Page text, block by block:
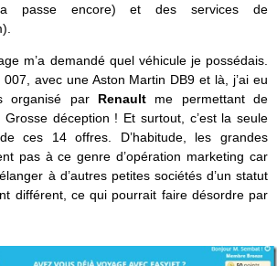
passe encore) et des services de
m’a demandé quel véhicule je possédais.
007, avec une Aston Martin DB9 et là, j’ai eu
organisé par Renault me permettant de
déception ! Et surtout, c’est la seule
ces 14 offres. D’habitude, les grandes
pas à ce genre d’opération marketing car
à d’autres petites sociétés d’un statut
différent, ce qui pourrait faire désordre par